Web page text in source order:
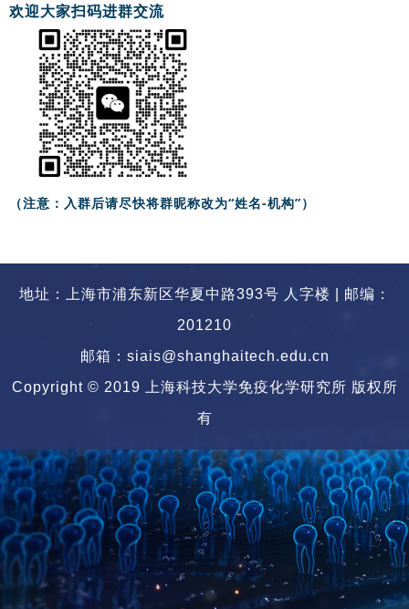
欢迎大家扫码进群交流
（注意：入群后请尽快将群昵称改为“姓名-机构”）
地址：上海市浦东新区华夏中路393号 人字楼 | 邮编：
201210
邮箱：siais@shanghaitech.edu.cn
Copyright © 2019 上海科技大学免疫化学研究所 版权所
有